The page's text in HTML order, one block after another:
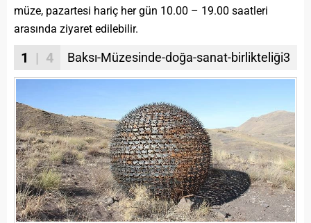
müze, pazartesi hariç her gün 10.00 – 19.00 saatleri
arasında ziyaret edilebilir.
1 | 4 Baksı-Müzesinde-doğa-sanat-birlikteliği3